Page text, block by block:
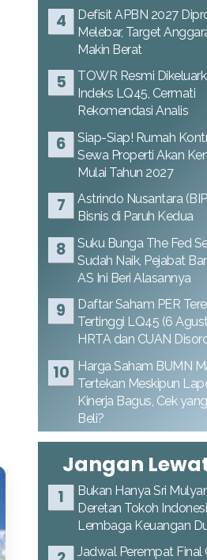
Defisit APBN 2027
Melebar, Target
Makin Berat
TOWR Resmi
Indeks LQ45, Cermati
Rekomendasi Analis
Siap-Siap! Rumah
Sewa Properti Akan
Mulai Tahun 2027
Astrindo Nusantara
Bisnis di Paruh Kedua
Suku Bunga The Fed
Sudah Naik, Pejabat
AS Ini Beri Alasannya
Daftar Saham PER
Tertinggi LQ45 (6
HRTA dan CUAN
Harga Saham BUMN
Tertekan Meskipun
Kinerja Bagus, Cek
Beli?
Jangan
Bukan Hanya Sri
Deretan Tokoh
Lembaga Keuangan
Jadwal Perempat Final